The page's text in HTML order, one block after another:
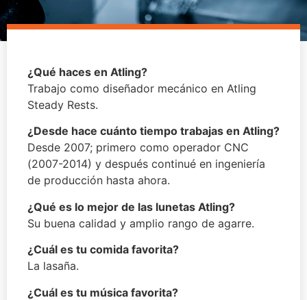
¿Qué haces en Atling?
Trabajo como diseñador mecánico en Atling
Steady Rests.
¿Desde hace cuánto tiempo trabajas en Atling?
Desde 2007; primero como operador CNC
(2007-2014) y después continué en ingeniería
de producción hasta ahora.
¿Qué es lo mejor de las lunetas Atling?
Su buena calidad y amplio rango de agarre.
¿Cuál es tu comida favorita?
La lasaña.
¿Cuál es tu música favorita?